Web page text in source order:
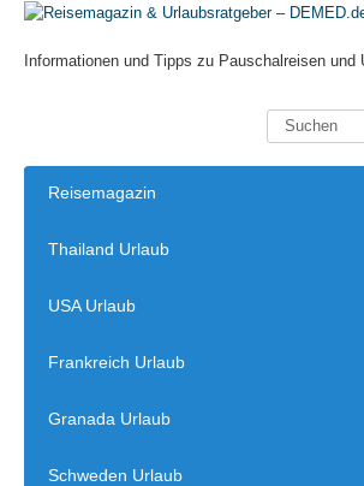
Informationen und Tipps zu Pauschalreisen und
Reisemagazin
Thailand Urlaub
USA Urlaub
Frankreich Urlaub
Granada Urlaub
Schweden Urlaub